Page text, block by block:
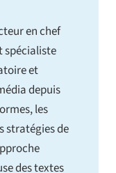
en chef
spécialiste
et
depuis
les
stratégies de
des textes